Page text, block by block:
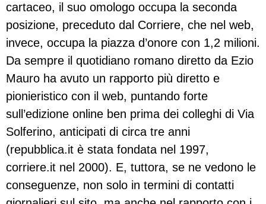
cartaceo, il suo omologo occupa la seconda
posizione, preceduto dal Corriere, che nel web,
invece, occupa la piazza d’onore con 1,2 milioni.
Da sempre il quotidiano romano diretto da Ezio
Mauro ha avuto un rapporto più diretto e
pionieristico con il web, puntando forte
sull’edizione online ben prima dei colleghi di Via
Solferino, anticipati di circa tre anni
(repubblica.it è stata fondata nel 1997,
corriere.it nel 2000). E, tuttora, se ne vedono le
conseguenze, non solo in termini di contatti